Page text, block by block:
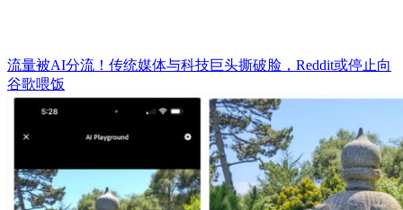
流量被AI分流！传统媒体与科技巨头撕破脸，Reddit或停止向
谷歌喂饭